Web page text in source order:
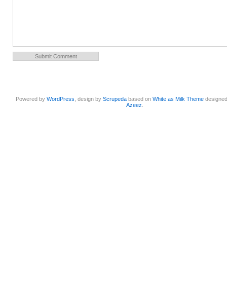
Powered byWordPress , design byScrupeda based onWhite as Milk Theme
Azeez